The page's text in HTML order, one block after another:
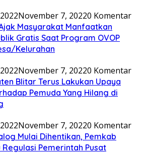
November 7, 20220 Komentar
Masyarakat Manfaatkan
Gratis Saat Program OVOP
Kelurahan
November 7, 20220 Komentar
Blitar Terus Lakukan Upaya
Pemuda Yang Hilang di
November 7, 20220 Komentar
Mulai Dihentikan, Pemkab
Pemerintah Pusat